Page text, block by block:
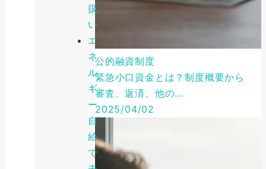
扱
い
エ
ネ
ル
ギ
ー
自
給
で
公的融資制度
緊急小口資金とは？制度概要から
審査、返済、他の...
2025/04/02